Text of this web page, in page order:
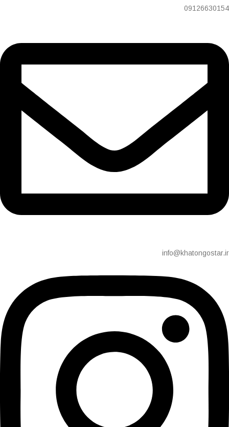
09126630154
info@khatongostar.ir